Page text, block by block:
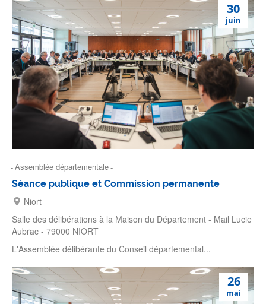
30
juin
Assemblée départementale
Séance publique et Commission permanente
Niort
Salle des délibérations à la Maison du Département - Mail Lucie
Aubrac - 79000 NIORT
L'Assemblée délibérante du Conseil départemental...
26
mai